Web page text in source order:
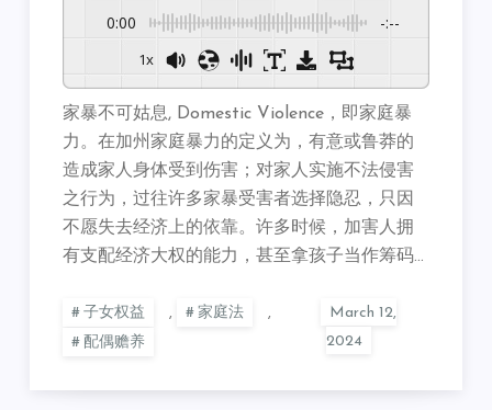
0:00 -:--
1x
家暴不可姑息, Domestic Violence，即家庭暴
力。在加州家庭暴力的定义为，有意或鲁莽的
造成家人身体受到伤害；对家人实施不法侵害
之行为，过往许多家暴受害者选择隐忍，只因
不愿失去经济上的依靠。许多时候，加害人拥
有支配经济大权的能力，甚至拿孩子当作筹码…
子女权益 , 家庭法
,
配偶赡养